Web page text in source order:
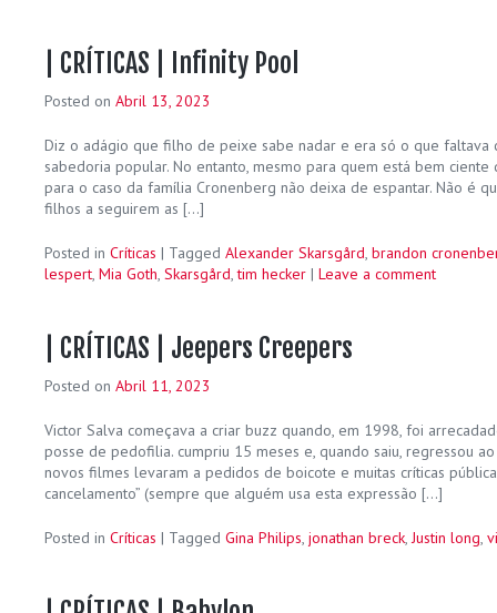
| CRÍTICAS | Infinity Pool
Posted on Abril 13, 2023
Diz o adágio que filho de peixe sabe nadar e era só o que faltava
sabedoria popular. No entanto, mesmo para quem está bem ciente
para o caso da família Cronenberg não deixa de espantar. Não é
filhos a seguirem as […]
Posted in Críticas | Tagged Alexander Skarsgård, brandon
lespert, Mia Goth, Skarsgård,tim hecker | Leave a comment
| CRÍTICAS | Jeepers Creepers
Posted on Abril 11, 2023
Victor Salva começava a criar buzz quando, em 1998, foi
posse de pedofilia. cumpriu 15 meses e, quando saiu, regressou
novos filmes levaram a pedidos de boicote e muitas críticas
cancelamento” (sempre que alguém usa esta expressão […]
Posted in Críticas | Tagged Gina Philips, jonathan breck,Justin long,